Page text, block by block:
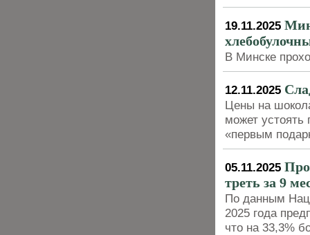
19.11.2025
В Минске
12.11.2025
Цены на
может
«первым
05.11.2025
треть за 9
По данным
2025 года
что на 33,3%